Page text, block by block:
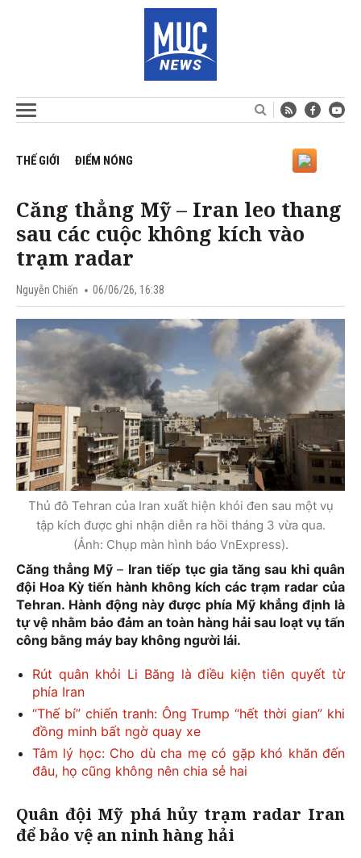
THẾ GIỚI ĐIỂM NÓNG
Căng thẳng Mỹ – Iran leo thang
sau các cuộc không kích vào
trạm radar
Nguyễn Chiến 06/06/26, 16:38
Thủ đô Tehran của Iran xuất hiện khói đen sau một vụ
tập kích được ghi nhận diễn ra hồi tháng 3 vừa qua.
(Ảnh: Chụp màn hình báo VnExpress).
Căng thẳng Mỹ– Iran tiếp tục gia tăng sau khi quân
đội Hoa Kỳ tiến hành không kích các trạm radar của
Tehran. Hành động này được phía Mỹ khẳng định là
tự vệ nhằm bảo đảm an toàn hàng hải sau loạt vụ tấn
công bằng máy bay không người lái.
Rút quân khỏi Li Băng là điều kiện tiên quyết từ
phía Iran
“Thế bí” chiến tranh: Ông Trump “hết thời gian” khi
đồng minh bất ngờ quay xe
Tâm lý học: Cho dù cha mẹ có gặp khó khăn đến
đâu, họ cũng không nên chia sẻ hai
Quân đội Mỹ phá hủy trạm radar Iran
để bảo vệ an ninh hàng hải